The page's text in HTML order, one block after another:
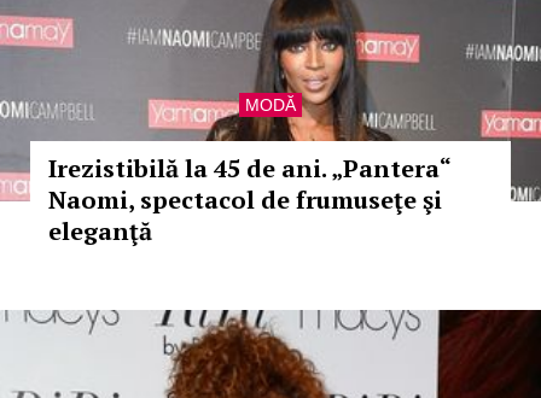
MODĂ
Irezistibilă la 45 de ani. „Pantera“
Naomi, spectacol de frumuseţe şi
eleganţă